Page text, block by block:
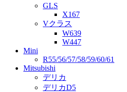
GLS
X167
Vクラス
W639
W447
Mini
R55/56/57/58/59/60/61
Mitsubishi
デリカ
デリカD5